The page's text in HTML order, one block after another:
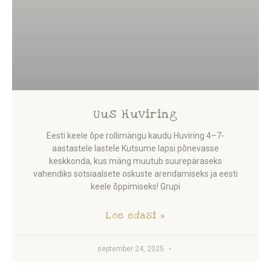
Uus Huviring
Eesti keele õpe rollimängu kaudu Huviring 4–7-
aastastele lastele Kutsume lapsi põnevasse
keskkonda, kus mäng muutub suurepäraseks
vahendiks sotsiaalsete oskuste arendamiseks ja eesti
keele õppimiseks! Grupi
Loe edasi »
september 24, 2025